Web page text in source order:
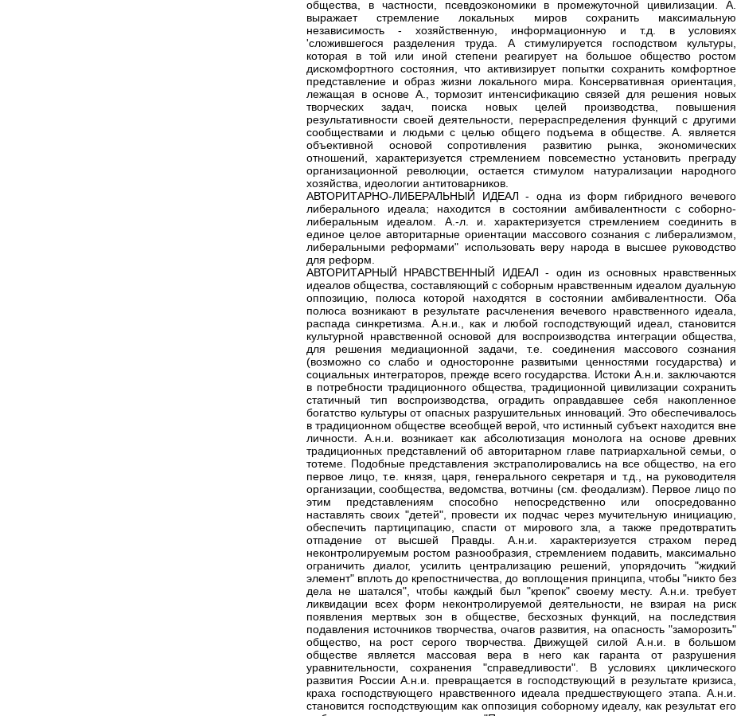
общества, в частности, псевдоэкономики в промежуточной цивилизации. А.
выражает стремление локальных миров сохранить максимальную
независимость - хозяйственную, информационную и т.д. в условиях
'сложившегося разделения труда. А стимулируется господством культуры,
которая в той или иной степени реагирует на большое общество ростом
дискомфортного состояния, что активизирует попытки сохранить комфортное
представление и образ жизни локального мира. Консервативная ориентация,
лежащая в основе А., тормозит интенсификацию связей для решения новых
творческих задач, поиска новых целей производства, повышения
результативности своей деятельности, перераспределения функций с другими
сообществами и людьми с целью общего подъема в обществе. А. является
объективной основой сопротивления развитию рынка, экономических
отношений, характеризуется стремлением повсеместно установить преграду
организационной революции, остается стимулом натурализации народного
хозяйства, идеологии антитоварников.
АВТОРИТАРНО-ЛИБЕРАЛЬНЫЙ ИДЕАЛ - одна из форм гибридного вечевого
либерального идеала; находится в состоянии амбивалентности с соборно-
либеральным идеалом. А.-л. и. характеризуется стремлением соединить в
единое целое авторитарные ориентации массового сознания с либерализмом,
либеральными реформами" использовать веру народа в высшее руководство
для реформ.
АВТОРИТАРНЫЙ НРАВСТВЕННЫЙ ИДЕАЛ - один из основных нравственных
идеалов общества, составляющий с соборным нравственным идеалом дуальную
оппозицию, полюса которой находятся в состоянии амбивалентности. Оба
полюса возникают в результате расчленения вечевого нравственного идеала,
распада синкретизма. А.н.и., как и любой господствующий идеал, становится
культурной нравственной основой для воспроизводства интеграции общества,
для решения медиационной задачи, т.е. соединения массового сознания
(возможно со слабо и односторонне развитыми ценностями государства) и
социальных интеграторов, прежде всего государства. Истоки А.н.и. заключаются
в потребности традиционного общества, традиционной цивилизации сохранить
статичный тип воспроизводства, оградить оправдавшее себя накопленное
богатство культуры от опасных разрушительных инноваций. Это обеспечивалось
в традиционном обществе всеобщей верой, что истинный субъект находится вне
личности. А.н.и. возникает как абсолютизация монолога на основе древних
традиционных представлений об авторитарном главе патриархальной семьи, о
тотеме. Подобные представления экстраполировались на все общество, на его
первое лицо, т.е. князя, царя, генерального секретаря и т.д., на руководителя
организации, сообщества, ведомства, вотчины (см. феодализм). Первое лицо по
этим представлениям способно непосредственно или опосредованно
наставлять своих "детей", провести их подчас через мучительную инициацию,
обеспечить партиципацию, спасти от мирового зла, а также предотвратить
отпадение от высшей Правды. А.н.и. характеризуется страхом перед
неконтролируемым ростом разнообразия, стремлением подавить, максимально
ограничить диалог, усилить централизацию решений, упорядочить "жидкий
элемент" вплоть до крепостничества, до воплощения принципа, чтобы "никто без
дела не шатался", чтобы каждый был "крепок" своему месту. А.н.и. требует
ликвидации всех форм неконтролируемой деятельности, не взирая на риск
появления мертвых зон в обществе, бесхозных функций, на последствия
подавления источников творчества, очагов развития, на опасность "заморозить"
общество, на рост серого творчества. Движущей силой А.н.и. в большом
обществе является массовая вера в него как гаранта от разрушения
уравнительности, сохранения "справедливости". В условиях циклического
развития России А.н.и. превращается в господствующий в результате кризиса,
краха господствующего нравственного идеала предшествующего этапа. А.н.и.
становится господствующим как оппозиция соборному идеалу, как результат его